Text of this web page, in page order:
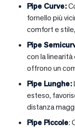
Pipe Curve:
fornello più
comfort e
Pipe
con la
offrono un
Pipe Lunghe:
esteso,
distanza
Pipe Piccole: